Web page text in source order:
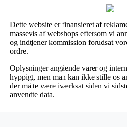
Dette website er finansieret af
massevis af webshops eftersom vi
og indtjener kommission forudsat
ordre.
Oplysninger angående varer og
hyppigt, men man kan ikke stille os
der måtte være iværksat siden vi
anvendte data.